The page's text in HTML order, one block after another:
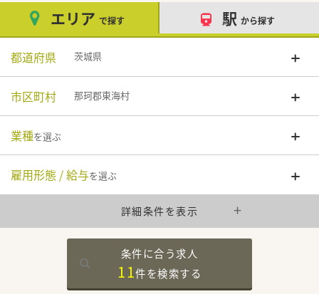
エリア で探す 駅 から探す
都道府県 茨城県
市区町村 那珂郡東海村
業種を選ぶ
雇用形態 / 給与を選ぶ
詳細条件を表示
条件に合う求人
11件を検索する